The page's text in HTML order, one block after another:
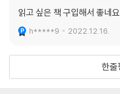
읽고 싶은 책 구입해서 좋네요
h*****9 2022.12.16.
한줄